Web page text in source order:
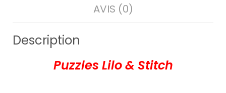
AVIS (0)
Description
Puzzles Lilo & Stitch